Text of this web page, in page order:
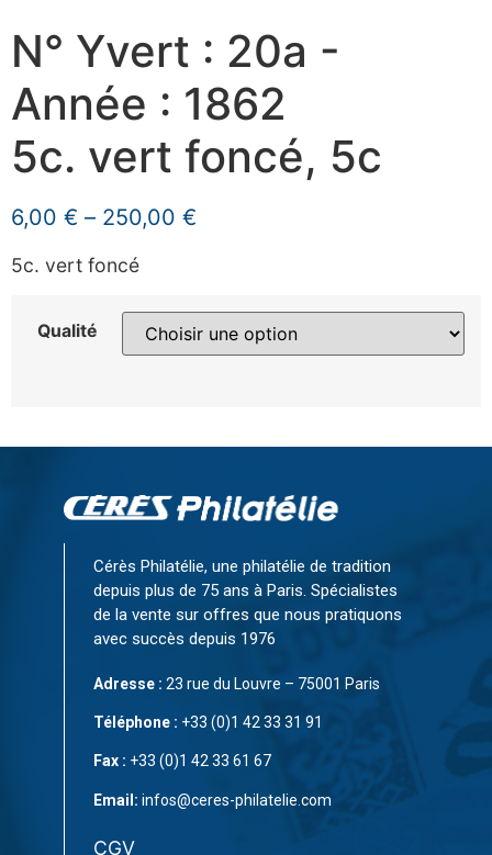
N° Yvert : 20a -
Année : 1862
5c. vert foncé, 5c
6,00 € – 250,00 €
5c. vert foncé
Qualité
Cérès Philatélie, une philatélie de tradition
depuis plus de 75 ans à Paris. Spécialistes
de la vente sur offres que nous pratiquons
avec succès depuis 1976
Adresse : 23 rue du Louvre – 75001 Paris
Téléphone : +33 (0)1 42 33 31 91
Fax : +33 (0)1 42 33 61 67
Email: infos@ceres-philatelie.com
CGV